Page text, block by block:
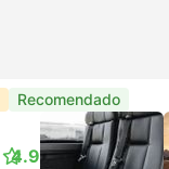
Recomendado
4.9